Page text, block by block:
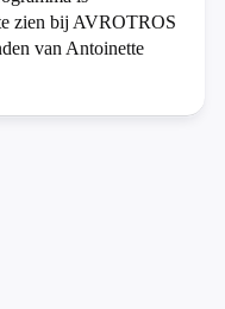
zien bij AVROTROS
van Antoinette